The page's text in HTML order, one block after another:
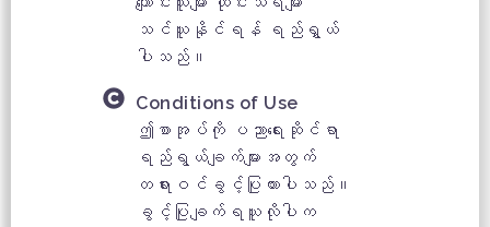
သင်ယူနိုင်ရန် ရည်ရွှယ်
ပါသည်။
Conditions of Use
ဤစာအုပ်ကို ပညာရေးဆိုင်ရာ
ရည်ရွယ်ချက်များအတွက်
တရားဝင်ခွင့်ပြုထားပါသည်။
ခွင့်ပြုချက်ရယူလိုပါက